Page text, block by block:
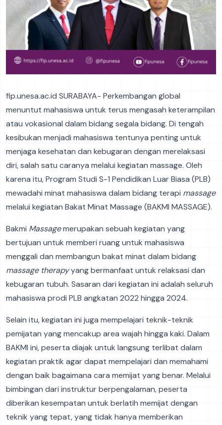
fip.unesa.ac.id SURABAYA- Perkembangan global
menuntut mahasiswa untuk terus mengasah keterampilan
atau vokasional dalam bidang segala bidang. Di tengah
kesibukan menjadi mahasiswa tentunya penting untuk
menjaga kesehatan dan kebugaran dengan merelaksasi
diri, salah satu caranya melalui kegiatan massage. Oleh
karena itu, Program Studi S-1 Pendidikan Luar Biasa (PLB)
mewadahi minat mahasiswa dalam bidang terapi massage
melalui kegiatan Bakat Minat Massage (BAKMI MASSAGE).
Bakmi Massagemerupakan sebuah kegiatan yang
bertujuan untuk memberi ruang untuk mahasiswa
menggali dan membangun bakat minat dalam bidang
massage therapyyang bermanfaat untuk relaksasi dan
kebugaran tubuh. Sasaran dari kegiatan ini adalah seluruh
mahasiswa prodi PLB angkatan 2022 hingga 2024.
Selain itu, kegiatan ini juga mempelajari teknik-teknik
pemijatan yang mencakup area wajah hingga kaki. Dalam
BAKMI ini, peserta diajak untuk langsung terlibat dalam
kegiatan praktik agar dapat mempelajari dan memahami
dengan baik bagaimana cara memijat yang benar. Melalui
bimbingan dari instruktur berpengalaman, peserta
diberikan kesempatan untuk berlatih memijat dengan
teknik yang tepat, yang tidak hanya memberikan